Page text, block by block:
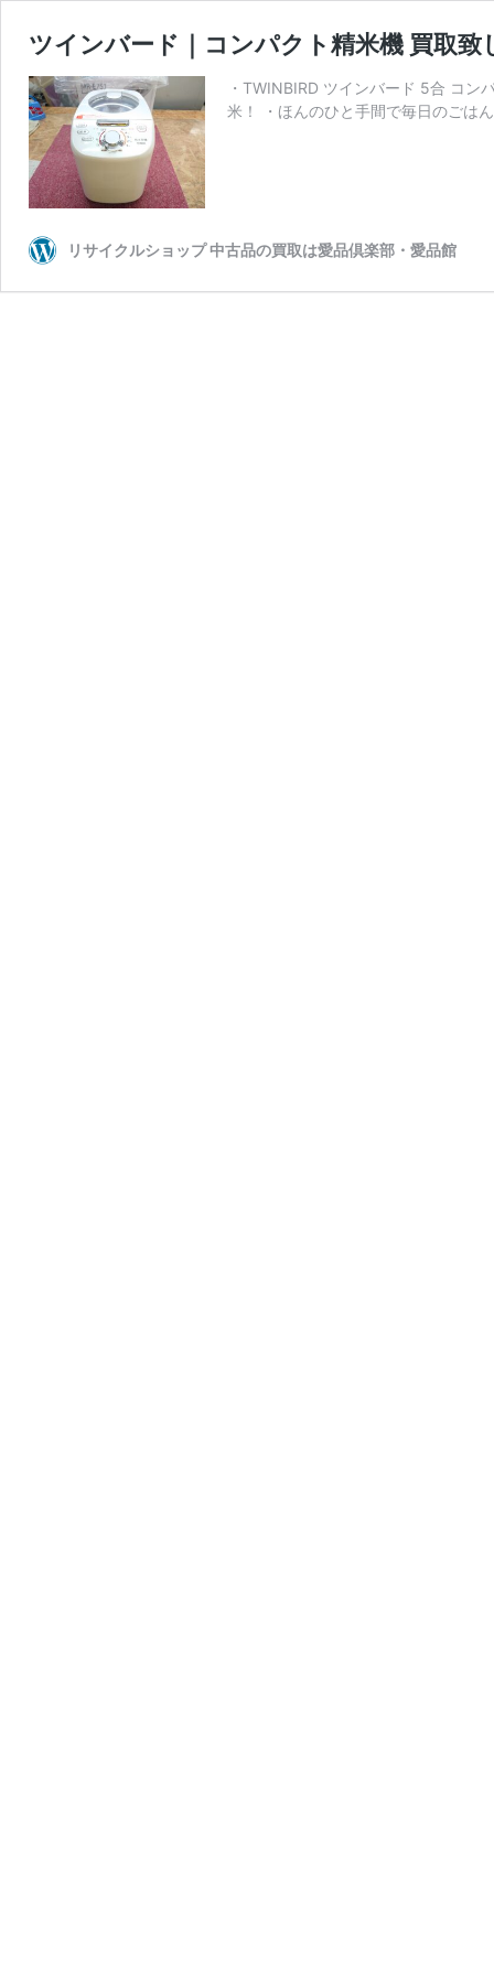
ツインバード｜コンパクト精米機 買取致
・TWINBIRD ツインバード 5合 コ
米！ ・ほんのひと手間で毎日のごは
リサイクルショップ 中古品の買取は愛品倶楽部・愛品館